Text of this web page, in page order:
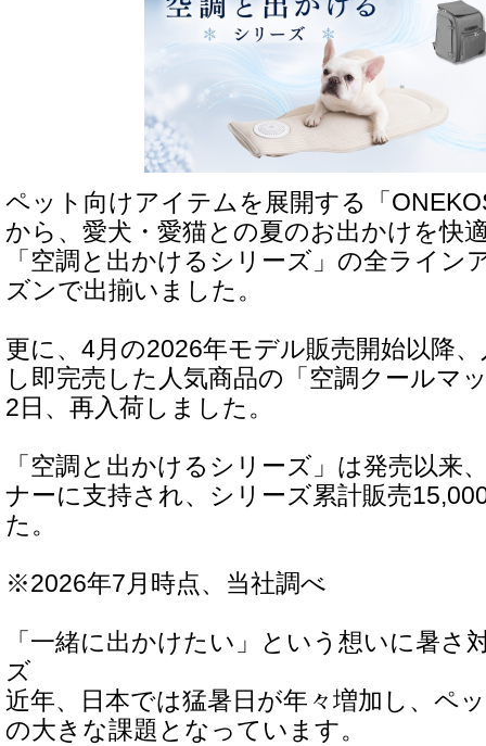
ペット向けアイテムを展開する「
から、愛犬・愛猫との夏のお出かけを快
「空調と出かけるシリーズ」の全ライン
ズンで出揃いました。
更に、4月の2026年モデル販売開始以降
し即完売した人気商品の「空調クールマ
2日、再入荷しました。
「空調と出かけるシリーズ」は発売以来
ナーに支持され、シリーズ累計販売
た。
※2026年7月時点、当社調べ
「一緒に出かけたい」という想いに暑さ
ズ
近年、日本では猛暑日が年々増加し、ペ
の大きな課題となっています。